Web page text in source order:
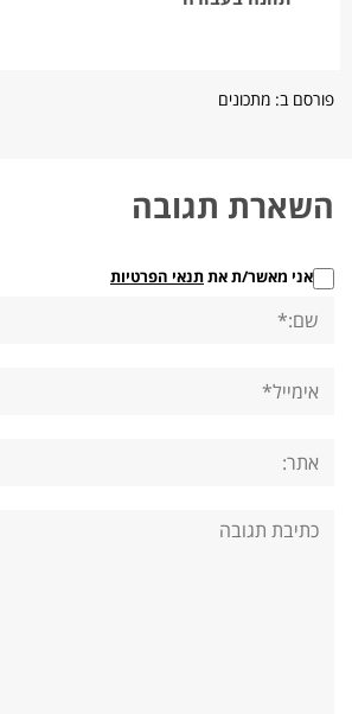
פורסם ב: מתכונים
השארת תגובה
אני מאשר/ת אתתנאי הפרטיות
תגובה: